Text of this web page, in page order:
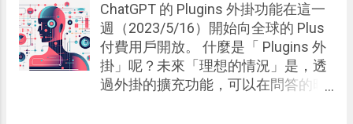
ChatGPT 的 Plugins 外掛功能在這一
週（2023/5/16）開始向全球的 Plus
付費用戶開放。 什麼是「 Plugins 外
掛」呢？未來「理想的情況」是，透
過外掛的擴充功能，可以在問答的時